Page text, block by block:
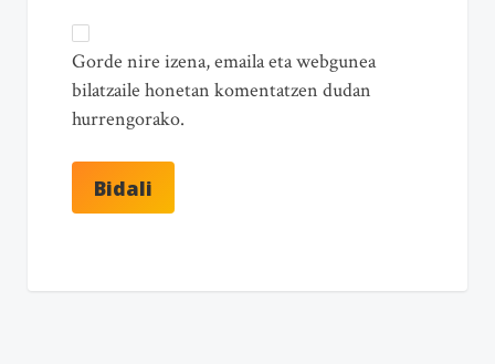
Gorde nire izena, emaila eta webgunea
bilatzaile honetan komentatzen dudan
hurrengorako.